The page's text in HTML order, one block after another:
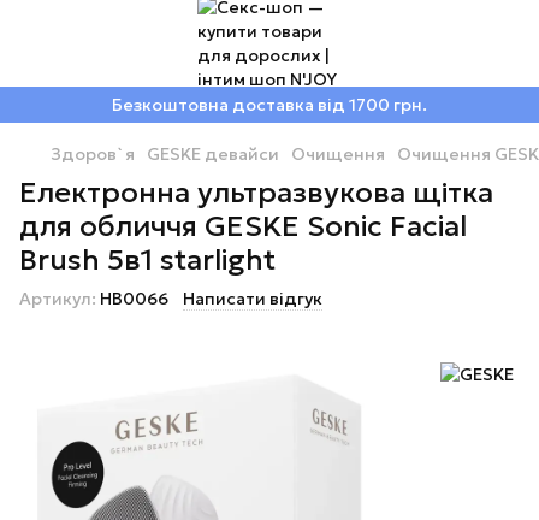
Безкоштовна доставка від 1700 грн.
Здоров`я GESKE девайси Очищення Очищення
Електронна ультразвукова щітка
для обличчя GESKE Sonic Facial
Brush 5в1 starlight
Артикул: HB0066 Написати відгук